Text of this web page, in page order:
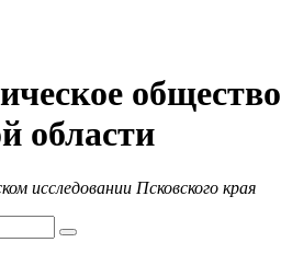
общество
области
исследовании Псковского края